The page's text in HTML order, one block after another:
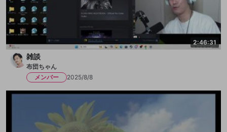
2:46:31
雑談
布団ちゃん
メンバー
2025/8/8